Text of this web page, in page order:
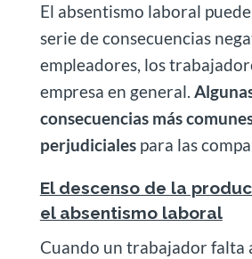
El absentismo laboral
serie de consecuencias
empleadores, los
empresa en general.
consecuencias más
perjudicialespara las
El descenso de la
el absentismo laboral
Cuando un trabajador falta